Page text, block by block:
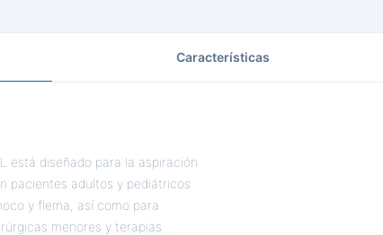
Características
está diseñado para la aspiración
pacientes adultos y pediátricos.
y flema, así como para
menores y terapias